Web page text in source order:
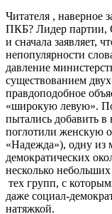
Читателя , наверное
ПКБ? Лидер партии,
и сначала заявляет,
непопулярности
давление
существованием
правдоподобное
«широкую левую».
пытались добавить в
поглотили женскую
«Надежда»), одну из
демократических
несколько
тех групп, с
даже социал-
натяжкой.